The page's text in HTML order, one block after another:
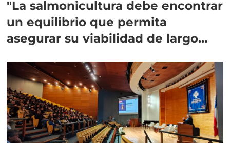
"La salmonicultura debe encontrar
un equilibrio que permita
asegurar su viabilidad de largo